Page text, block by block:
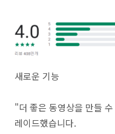
새로운 기능
"더 좋은 동영상을 만들
레이드했습니다.